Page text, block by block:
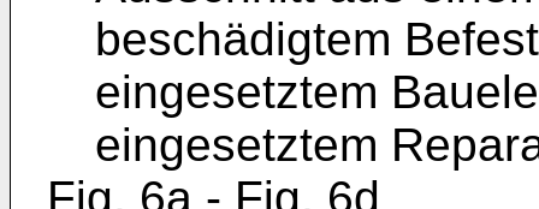
beschädigtem
eingesetztem
eingesetztem
Fig. 6a - Fig. 6d